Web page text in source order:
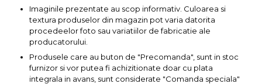
Masina debitat metal
Fierastraie Electrice
Fierastrau cu banda vertical
Foarfeci Electrice
Imaginile prezentate au scop informativ. Culoarea si
textura produselor din magazin pot varia datorita
procedeelor foto sau variatiilor de fabricatie ale
producatorului.
Produsele care au buton de "Precomanda", sunt in stoc
furnizor si vor putea fi achizitionate doar cu plata
integrala in avans, sunt considerate "Comanda speciala"